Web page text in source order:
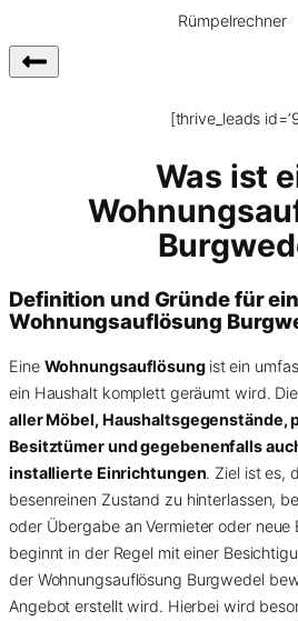
Rümpelrechner
[thrive_leads
Was ist
Definition und Gründe für
Wohnungsauflösung
Eine Wohnungsauflösung ist ein
ein Haushalt komplett geräumt wird.
aller Möbel, Haushaltsgegenstände,
Besitztümer und gegebenenfalls
installierte Einrichtungen. Ziel ist es,
besenreinen Zustand zu hinterlassen,
oder Übergabe an Vermieter oder neue
beginnt in der Regel mit einer
der Wohnungsauflösung Burgwedel
Angebot erstellt wird. Hierbei wird